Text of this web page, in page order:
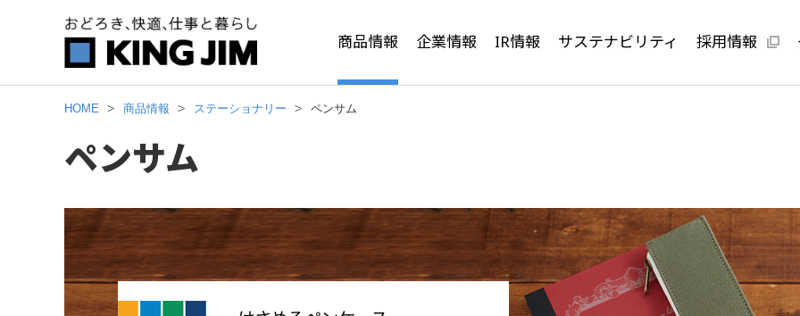
商品情報 企業情報 IR情報 サステナビリティ 採用情報
HOME 商品情報 ステーショナリー ペンサム
ペンサム